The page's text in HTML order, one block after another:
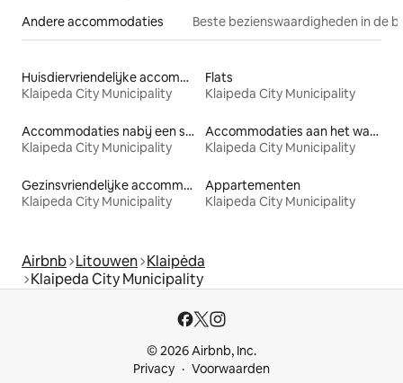
Andere accommodaties Beste bezienswaardigheden in de
Huisdiervriendelijke accommodaties
Klaipeda City Municipality
Flats
Klaipeda City Municipality
Accommodaties nabij een strand
Klaipeda City Municipality
Accommodaties aan het water
Klaipeda City Municipality
Gezinsvriendelijke accommodaties
Klaipeda City Municipality
Appartementen
Klaipeda City Municipality
Airbnb Litouwen Klaipėda
Klaipeda City Municipality
© 2026 Airbnb, Inc.
Privacy
Voorwaarden